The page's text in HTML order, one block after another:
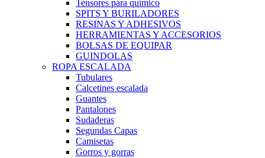
Tensores para químico
SPITS Y BURILADORES
RESINAS Y ADHESIVOS
HERRAMIENTAS Y ACCESORIOS
BOLSAS DE EQUIPAR
GUINDOLAS
ROPA ESCALADA
Tubulares
Calcetines escalada
Guantes
Pantalones
Sudaderas
Segundas Capas
Camisetas
Gorros y gorras